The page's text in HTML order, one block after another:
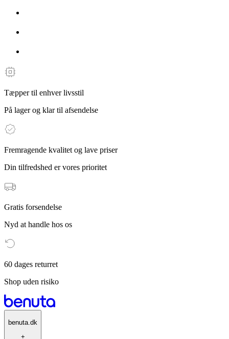
Tæpper til enhver livsstil
På lager og klar til afsendelse
Fremragende kvalitet og lave priser
Din tilfredshed er vores prioritet
Gratis forsendelse
Nyd at handle hos os
60 dages returret
Shop uden risiko
benuta.dk
+